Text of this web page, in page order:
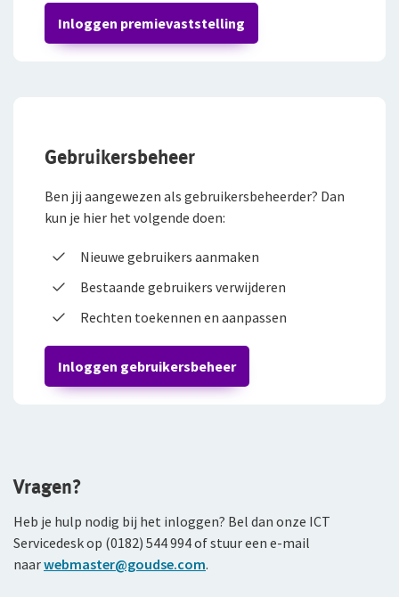
Voor jou als ondernemer
Arbeidsongeschiktheidsverzekering
Reizen
Expat Pakket Collectief
Zakenreisverzekering Individueel
Privacyverklaring sollicitanten
Inloggen premievaststelling
Gebruikersbeheer
Ben jij aangewezen als gebruikersbeheerder? Dan
kun je hier het volgende doen:
Nieuwe gebruikers aanmaken
Bestaande gebruikers verwijderen
Rechten toekennen en aanpassen
Inloggen gebruikersbeheer
Vragen?
Heb je hulp nodig bij het inloggen? Bel dan onze ICT
Servicedesk op (0182) 544 994 of stuur een e-mail
naarwebmaster@goudse.com.